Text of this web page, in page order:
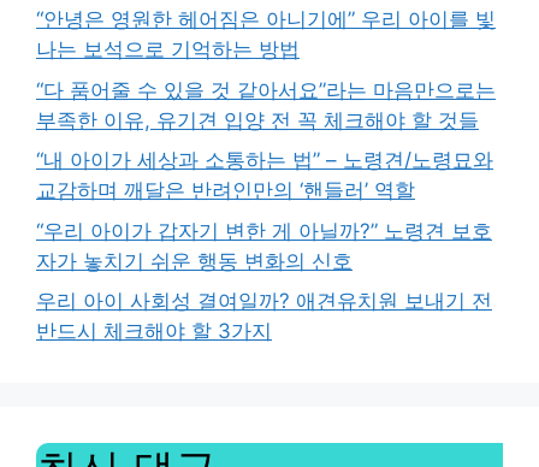
“안녕은 영원한 헤어짐은 아니기에” 우리 아이를 빛
나는 보석으로 기억하는 방법
“다 품어줄 수 있을 것 같아서요”라는 마음만으로는
부족한 이유, 유기견 입양 전 꼭 체크해야 할 것들
“내 아이가 세상과 소통하는 법” – 노령견/노령묘와
교감하며 깨달은 반려인만의 ‘핸들러’ 역할
“우리 아이가 갑자기 변한 게 아닐까?” 노령견 보호
자가 놓치기 쉬운 행동 변화의 신호
우리 아이 사회성 결여일까? 애견유치원 보내기 전
반드시 체크해야 할 3가지